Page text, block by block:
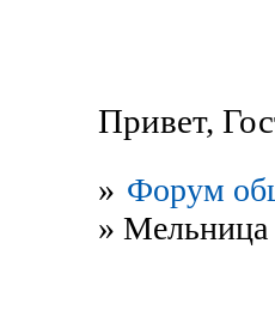
Привет,
» Форум
» Мельница